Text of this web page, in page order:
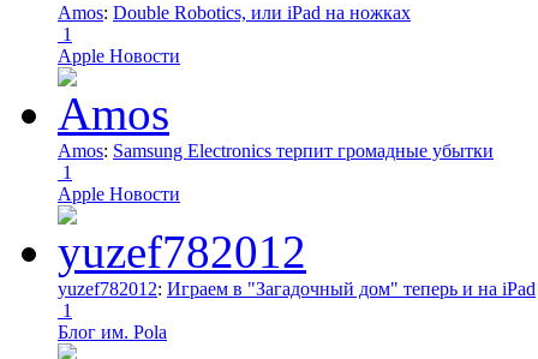
Amos: Double Robotics, или iPad на ножках
1
Apple Новости
Amos: Samsung Electronics терпит громадные убытки
1
Apple Новости
yuzef782012: Играем в "Загадочный дом" теперь и на iPad
1
Блог им. Pola